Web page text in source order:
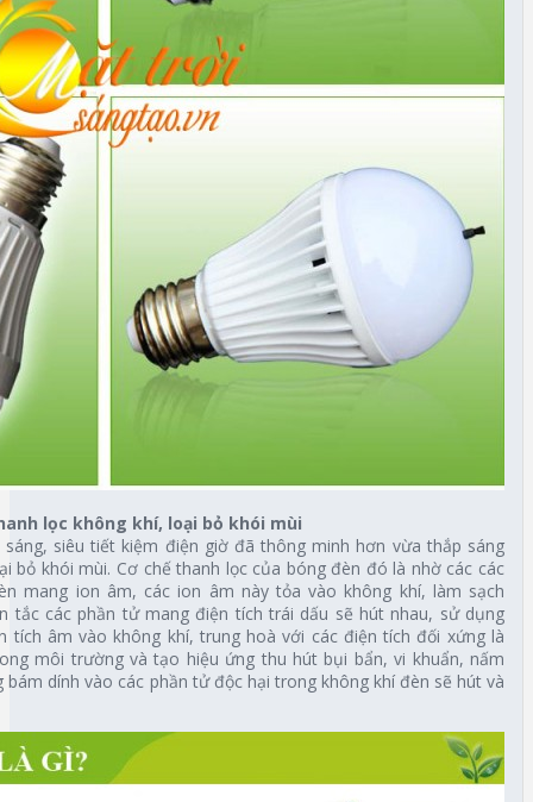
lọc không khí, loại bỏ khói mùi
sáng, siêu tiết kiệm điện giờ đã thông minh hơn vừa thắp sáng
bỏ khói mùi. Cơ chế thanh lọc của bóng đèn đó là nhờ các các
mang ion âm, các ion âm này tỏa vào không khí, làm sạch
tắc các phần tử mang điện tích trái dấu sẽ hút nhau, sử dụng
tích âm vào không khí, trung hoà với các điện tích đối xứng là
môi trường và tạo hiệu ứng thu hút bụi bẩn, vi khuẩn, nấm
dính vào các phần tử độc hại trong không khí đèn sẽ hút và